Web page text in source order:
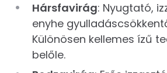
Hársfavirág: Nyugtató,
enyhe
Különösen kellemes ízű
belőle.